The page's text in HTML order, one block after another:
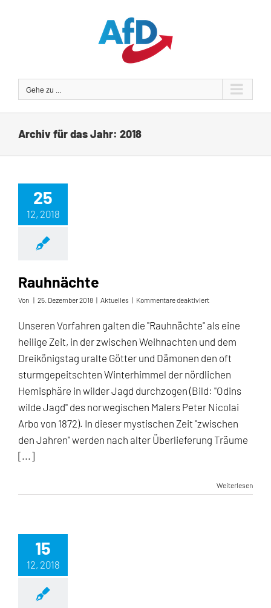
Gehe zu ...
Archiv für das Jahr: 2018
25
12, 2018
Rauhnächte
Von | 25. Dezember 2018 | Aktuelles | Kommentare deaktiviertfür
Unseren Vorfahren galten die "Rauhnächte" als eine
heilige Zeit, in der zwischen Weihnachten und dem
Dreikönigstag uralte Götter und Dämonen den oft
sturmgepeitschten Winterhimmel der nördlichen
Hemisphäre in wilder Jagd durchzogen (Bild: "Odins
wilde Jagd" des norwegischen Malers Peter Nicolai
Arbo von 1872). In dieser mystischen Zeit "zwischen
den Jahren" werden nach alter Überlieferung Träume
[...]
Weiterlesen
15
12, 2018